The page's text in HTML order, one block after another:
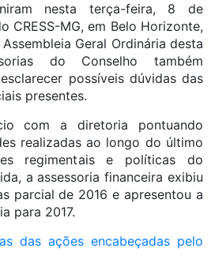
nesta terça-feira, 8 de
CRESS-MG, em Belo Horizonte,
Geral Ordinária desta
do Conselho também
possíveis dúvidas das
presentes.
com a diretoria pontuando
realizadas ao longo do último
regimentais e políticas do
a assessoria financeira exibiu
parcial de 2016 e apresentou a
para 2017.
das ações encabeçadas pelo